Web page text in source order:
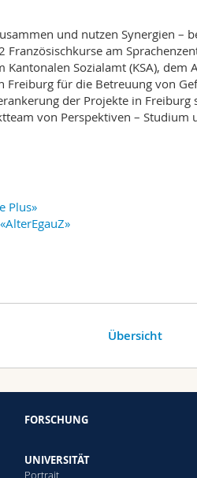
und nutzen Synergien –
Französischkurse am
Sozialamt (KSA),
Freiburg für die Betreuung von
der Projekte in
von Perspektiven – Studium
Plus»
«AlterEgauZ»
Übersicht
FORSCHUNG
UNIVERSITÄT
Portrait